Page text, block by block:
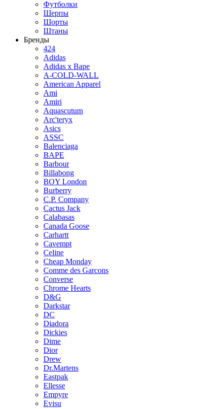
Футболки
Шерпы
Шорты
Штаны
Бренды
424
Adidas
Adidas x Bape
A-COLD-WALL
American Apparel
Ami
Amiri
Aquascutum
Arc'teryx
Asics
ASSC
Balenciaga
BAPE
Barbour
Billabong
BOY London
Burberry
C.P. Company
Cactus Jack
Calabasas
Canada Goose
Carhartt
Cavempt
Celine
Cheap Monday
Comme des Garcons
Converse
Chrome Hearts
D&G
Darkstar
DC
Diadora
Dickies
Dime
Dior
Drew
Dr.Martens
Eastpak
Ellesse
Empyre
Evisu